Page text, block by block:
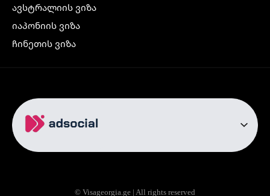
ავსტრალიის ვიზა
იაპონიის ვიზა
ჩინეთის ვიზა
ჩრდილოეთ ირლანდიის ვიზა
რუსეთის ვიზა
ავიაბილეთები
© Visageorgia.ge | All rights reserved